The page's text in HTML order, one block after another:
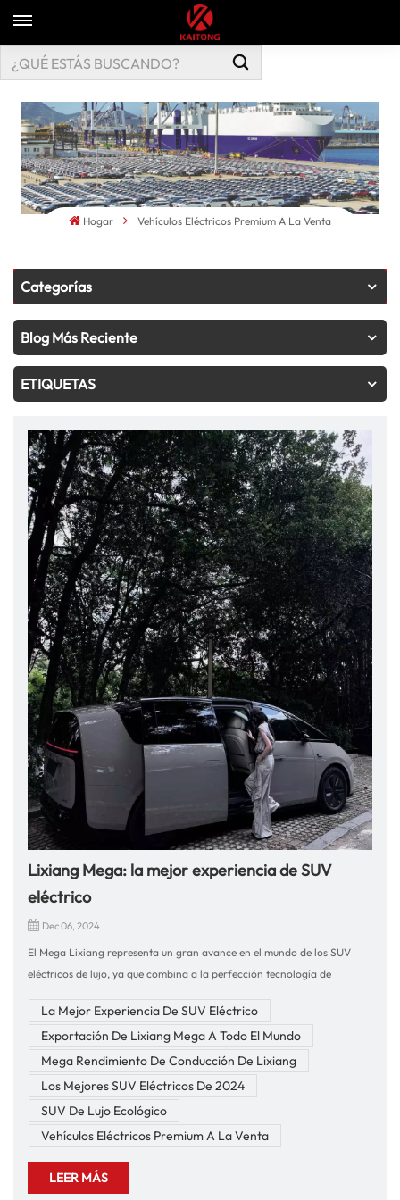
Hogar Vehículos Eléctricos Premium A La Venta
Categorías
Blog Más Reciente
ETIQUETAS
Lixiang Mega: la mejor experiencia de SUV
eléctrico
Dec 06, 2024
El Mega Lixiang representa un gran avance en el mundo de los SUV
eléctricos de lujo, ya que combina a la perfección tecnología de
líder de la industria en la exportación de automóviles y accesorios,
nuestra empresa se enorgullece de presentar esta maravilla a los
mercados globales. Con más de diez años de experiencia en comercio
internacional, garantizamos un proceso de compra sin complicaciones
experimentarás potencia y precisión como nunca antes. Este SUV
totalmente eléctrico funciona con una batería de alta capacidad y
La Mejor Experiencia De SUV Eléctrico
Exportación De Lixiang Mega A Todo El Mundo
Mega Rendimiento De Conducción De Lixiang
Los Mejores SUV Eléctricos De 2024
SUV De Lujo Ecológico
Vehículos Eléctricos Premium A La Venta
LEER MÁS